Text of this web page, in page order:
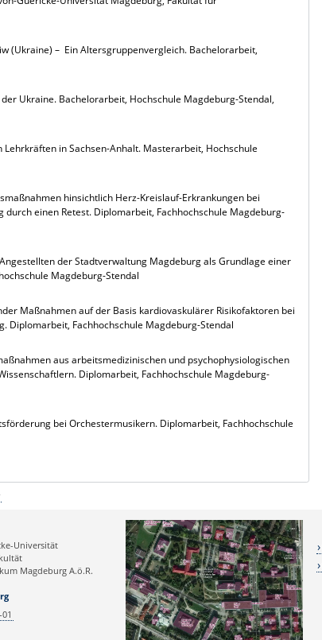
(Ukraine) – Ein Altersgruppenvergleich. Bachelorarbeit,
Ukraine. Bachelorarbeit, Hochschule Magdeburg-Stendal,
in Sachsen-Anhalt. Masterarbeit, Hochschule
hinsichtlich Herz-Kreislauf-Erkrankungen bei
einen Retest. Diplomarbeit, Fachhochschule Magdeburg-
der Stadtverwaltung Magdeburg als Grundlage einer
Magdeburg-Stendal
Maßnahmen auf der Basis kardiovaskulärer Risikofaktoren bei
Diplomarbeit, Fachhochschule Magdeburg-Stendal
aus arbeitsmedizinischen und psychophysiologischen
Diplomarbeit, Fachhochschule Magdeburg-
bei Orchestermusikern. Diplomarbeit, Fachhochschule
Universität
Magdeburg A.ö.R.